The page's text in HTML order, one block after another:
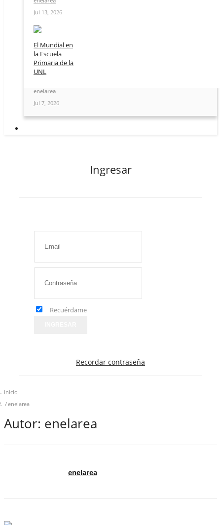
Jul 13, 2026
El Mundial en
la Escuela
Primaria de la
UNL
enelarea
Jul 7, 2026
Ingresar
Recuérdame
Recordar contraseña
Inicio
enelarea
Autor: enelarea
enelarea